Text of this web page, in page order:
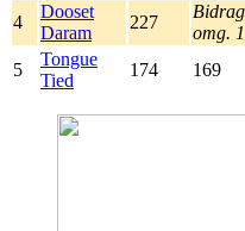
4
Dooset
Daram
227
omg.
5
Tongue
Tied
174 169